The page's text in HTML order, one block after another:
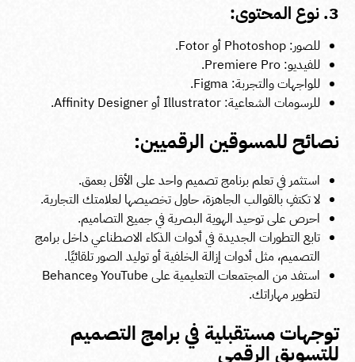
3. نوع المحتوى:
للصور: Photoshop أو Fotor.
للفيديو: Premiere Pro.
للواجهات والتجربة: Figma.
للرسومات الشعاعية: Illustrator أو Affinity Designer.
نصائح للمسوقين الرقميين:
استثمر في تعلم برنامج تصميم واحد على الأقل بعمق.
لا تكتفِ بالقوالب الجاهزة، حاول تخصيصها لعلامتك التجارية.
احرص على توحيد الهوية البصرية في جميع التصاميم.
تابع التطورات الجديدة في أدوات الذكاء الاصطناعي داخل برامج
التصميم، مثل أدوات إزالة الخلفية أو توليد الصور تلقائيًا.
استفد من المجتمعات التعليمية على YouTube وBehance
لتطوير مهاراتك.
توجهات مستقبلية في برامج التصميم
للتسويق الرقمي